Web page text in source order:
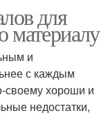
для
материалу
и
с каждым
своему хороши и
недостатки,